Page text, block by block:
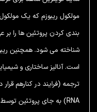
مولکول ریبوزم که یک
بندی کردن پروتئین ها را بر
است. آنالیز ساختاری و
ترجمه (فرایند در کنارهم